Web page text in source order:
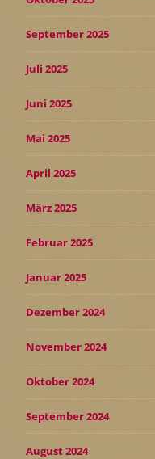
September 2025
Juli 2025
Juni 2025
Mai 2025
April 2025
März 2025
Februar 2025
Januar 2025
Dezember 2024
November 2024
Oktober 2024
September 2024
August 2024